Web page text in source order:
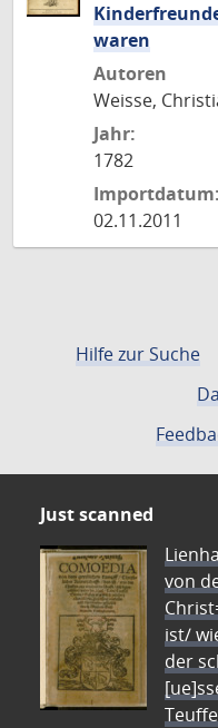
waren
Autoren
Weisse,
Jahr:
1782
Importdatum:
02.11.2011
Hilfe zur Suche
Just scanned
von
ist/
der